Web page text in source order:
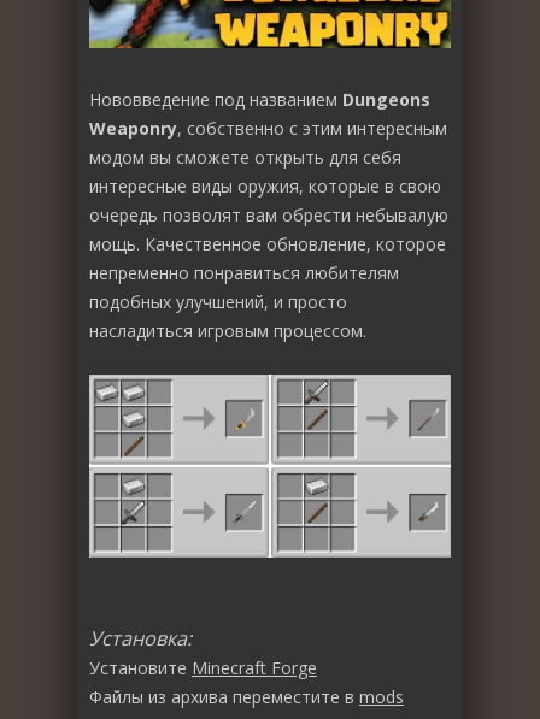
Нововведение под названием Dungeons
Weaponry, собственно с этим интересным
модом вы сможете открыть для себя
интересные виды оружия, которые в свою
очередь позволят вам обрести небывалую
мощь. Качественное обновление, которое
непременно понравиться любителям
подобных улучшений, и просто
насладиться игровым процессом.
Установка:
Установите Minecraft Forge
Файлы из архива переместите в mods